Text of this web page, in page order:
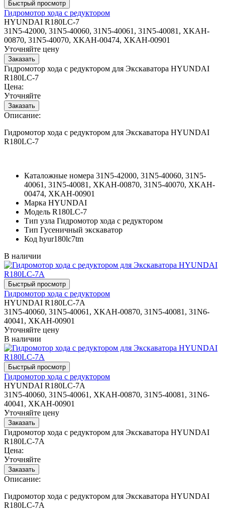
Гидромотор хода с редуктором
HYUNDAI R180LC-7
31N5-42000, 31N5-40060, 31N5-40061, 31N5-40081, XKAH-
00870, 31N5-40070, XKAH-00474, XKAH-00901
Уточняйте цену
Гидромотор хода с редуктором для Экскаватора HYUNDAI
R180LC-7
Цена:
Уточняйте
Описание:
Гидромотор хода с редуктором для Экскаватора HYUNDAI
R180LC-7
Каталожные номера 31N5-42000, 31N5-40060, 31N5-
40061, 31N5-40081, XKAH-00870, 31N5-40070, XKAH-
00474, XKAH-00901
Марка HYUNDAI
Модель R180LC-7
Тип узла Гидромотор хода с редуктором
Тип Гусеничный экскаватор
Код hyur180lc7tm
В наличии
Гидромотор хода с редуктором
HYUNDAI R180LC-7A
31N5-40060, 31N5-40061, XKAH-00870, 31N5-40081, 31N6-
40041, XKAH-00901
Уточняйте цену
В наличии
Гидромотор хода с редуктором
HYUNDAI R180LC-7A
31N5-40060, 31N5-40061, XKAH-00870, 31N5-40081, 31N6-
40041, XKAH-00901
Уточняйте цену
Гидромотор хода с редуктором для Экскаватора HYUNDAI
R180LC-7A
Цена:
Уточняйте
Описание:
Гидромотор хода с редуктором для Экскаватора HYUNDAI
R180LC-7A